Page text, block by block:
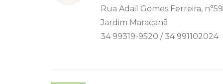
Rua Adail Gomes Ferreira,
Jardim Maracanã
34 99319-9520 / 34 991102024